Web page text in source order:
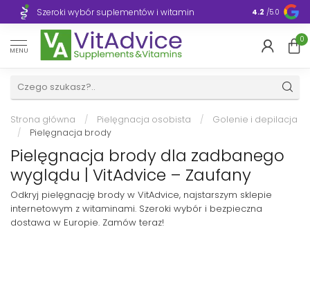
Szeroki wybór suplementów i witamin 4.2 /5.0
MENU
0
Strona główna / Pielęgnacja osobista /
Golenie i depilacja
/
Pielęgnacja brody
Pielęgnacja brody dla zadbanego
wyglądu | VitAdvice – Zaufany
Odkryj pielęgnację brody w VitAdvice, najstarszym sklepie
internetowym z witaminami. Szeroki wybór i bezpieczna
dostawa w Europie. Zamów teraz!